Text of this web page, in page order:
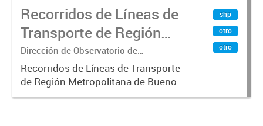
Recorridos de Líneas de
Transporte de Región
Metropolitana de
Buenos Aires (RMBA)
Dirección de Observatorio de
Transporte, Estudio y Sistemas
Recorridos de Líneas de Transporte
de Región Metropolitana de Buenos
Aires (RMBA).-
shp
otro
otro